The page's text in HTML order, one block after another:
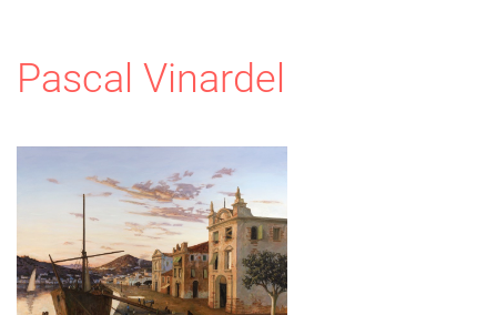
Pascal Vinardel